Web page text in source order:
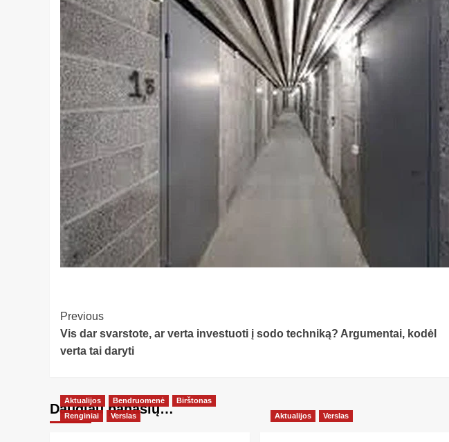
Post
Navigation
Previous
Vis dar svarstote, ar verta investuoti į sodo techniką? Argumentai, kodėl
verta tai daryti
Daugiau panašių…
Aktualijos Bendruomenė
Birštonas
Renginiai
Verslas Aktualijos Verslas